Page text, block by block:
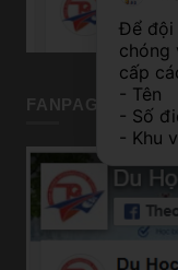
FANPAGE TP HỒ
Để đội
chóng
cấp
- Tên
- Số
- Khu